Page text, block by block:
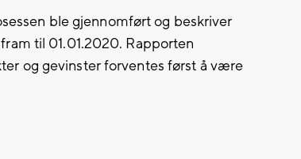
ble gjennomført og beskriver
til 01.01.2020. Rapporten
og gevinster forventes først å være